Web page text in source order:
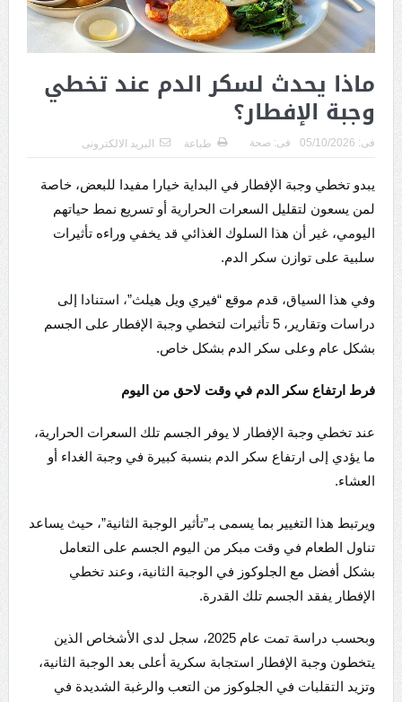
ماذا يحدث لسكر الدم عند تخطي
وجبة الإفطار؟
فى: 05/10/2026 فى: صحة طباعة البريد الالكترونى
يبدو تخطي وجبة الإفطار في البداية خيارا مفيدا للبعض، خاصة
لمن يسعون لتقليل السعرات الحرارية أو تسريع نمط حياتهم
اليومي، غير أن هذا السلوك الغذائي قد يخفي وراءه تأثيرات
سلبية على توازن سكر الدم.
وفي هذا السياق، قدم موقع “فيري ويل هيلث”، استنادا إلى
دراسات وتقارير، 5 تأثيرات لتخطي وجبة الإفطار على الجسم
بشكل عام وعلى سكر الدم بشكل خاص.
فرط ارتفاع سكر الدم في وقت لاحق من اليوم
عند تخطي وجبة الإفطار لا يوفر الجسم تلك السعرات الحرارية،
ما يؤدي إلى ارتفاع سكر الدم بنسبة كبيرة في وجبة الغداء أو
العشاء.
ويرتبط هذا التغيير بما يسمى بـ”تأثير الوجبة الثانية”، حيث يساعد
تناول الطعام في وقت مبكر من اليوم الجسم على التعامل
بشكل أفضل مع الجلوكوز في الوجبة الثانية، وعند تخطي
الإفطار يفقد الجسم تلك القدرة.
وبحسب دراسة تمت عام 2025، سجل لدى الأشخاص الذين
يتخطون وجبة الإفطار استجابة سكرية أعلى بعد الوجبة الثانية،
وتزيد التقلبات في الجلوكوز من التعب والرغبة الشديدة في